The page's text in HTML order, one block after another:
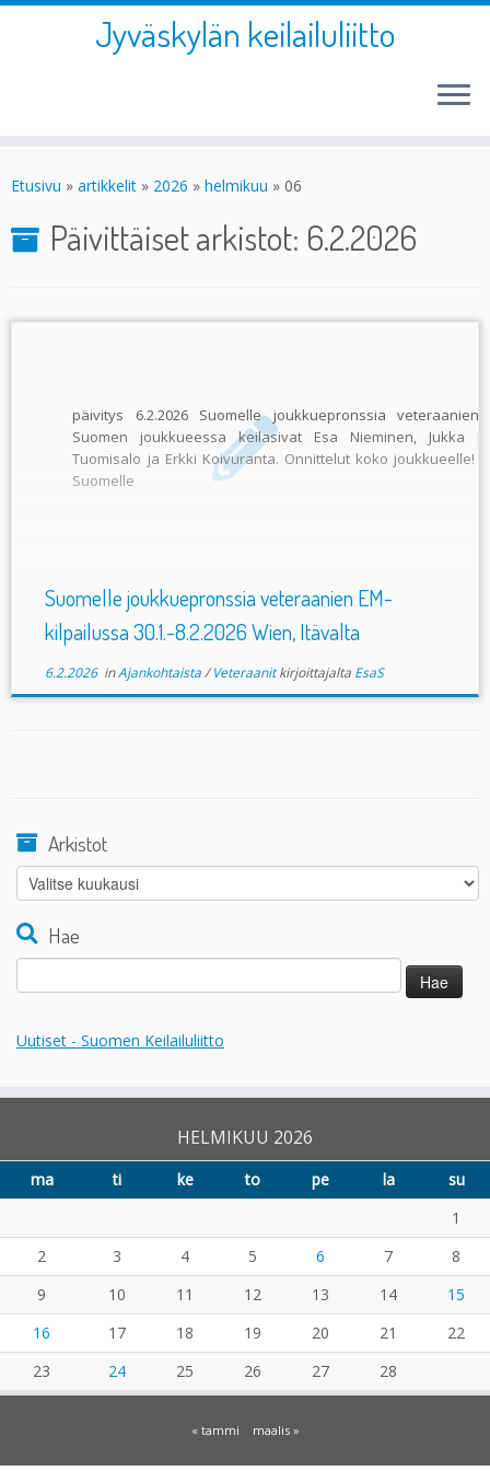
to
Jyväskylän keilailuliitto
Etusivu » artikkelit » 2026 » helmikuu » 06
Päivittäiset arkistot: 6.2.2026
päivitys 6.2.2026 Suomelle joukkuepronssia veteraanien
Suomen joukkueessa keilasivat Esa Nieminen, Jukka
Tuomisalo ja Erkki Koivuranta. Onnittelut koko joukkueelle!
Suomelle
Suomelle joukkuepronssia veteraanien EM-
kilpailussa 30.1.-8.2.2026 Wien, Itävalta
6.2.2026inAjankohtaista/Veteraanitkirjoittajalta EsaS
Arkistot
Arkistot
Hae
Haku:
Uutiset - Suomen Keilailuliitto
HELMIKUU 2026
ma ti ke to pe la
su
1
2
3 4 5 6 7
8
9
10 11 12 13 14
15
16
17 18 19 20 21
22
23
24 25 26 27 28
« tammi maalis »